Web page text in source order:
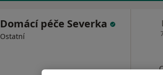
Domácí péče Severka
Ostatní